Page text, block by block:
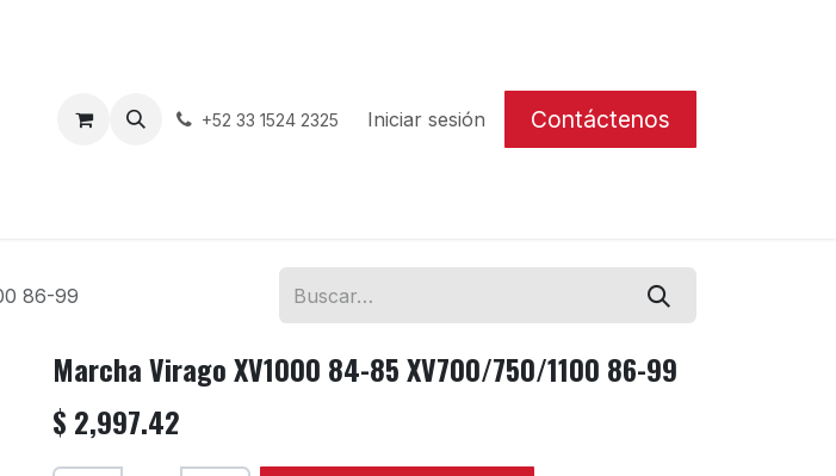
Contáctenos+52 33 1524 2325 Iniciar sesión Contáctenos
86-99
Marcha Virago XV1000 84-85 XV700/750/1100 86-99
$ 2,997.42